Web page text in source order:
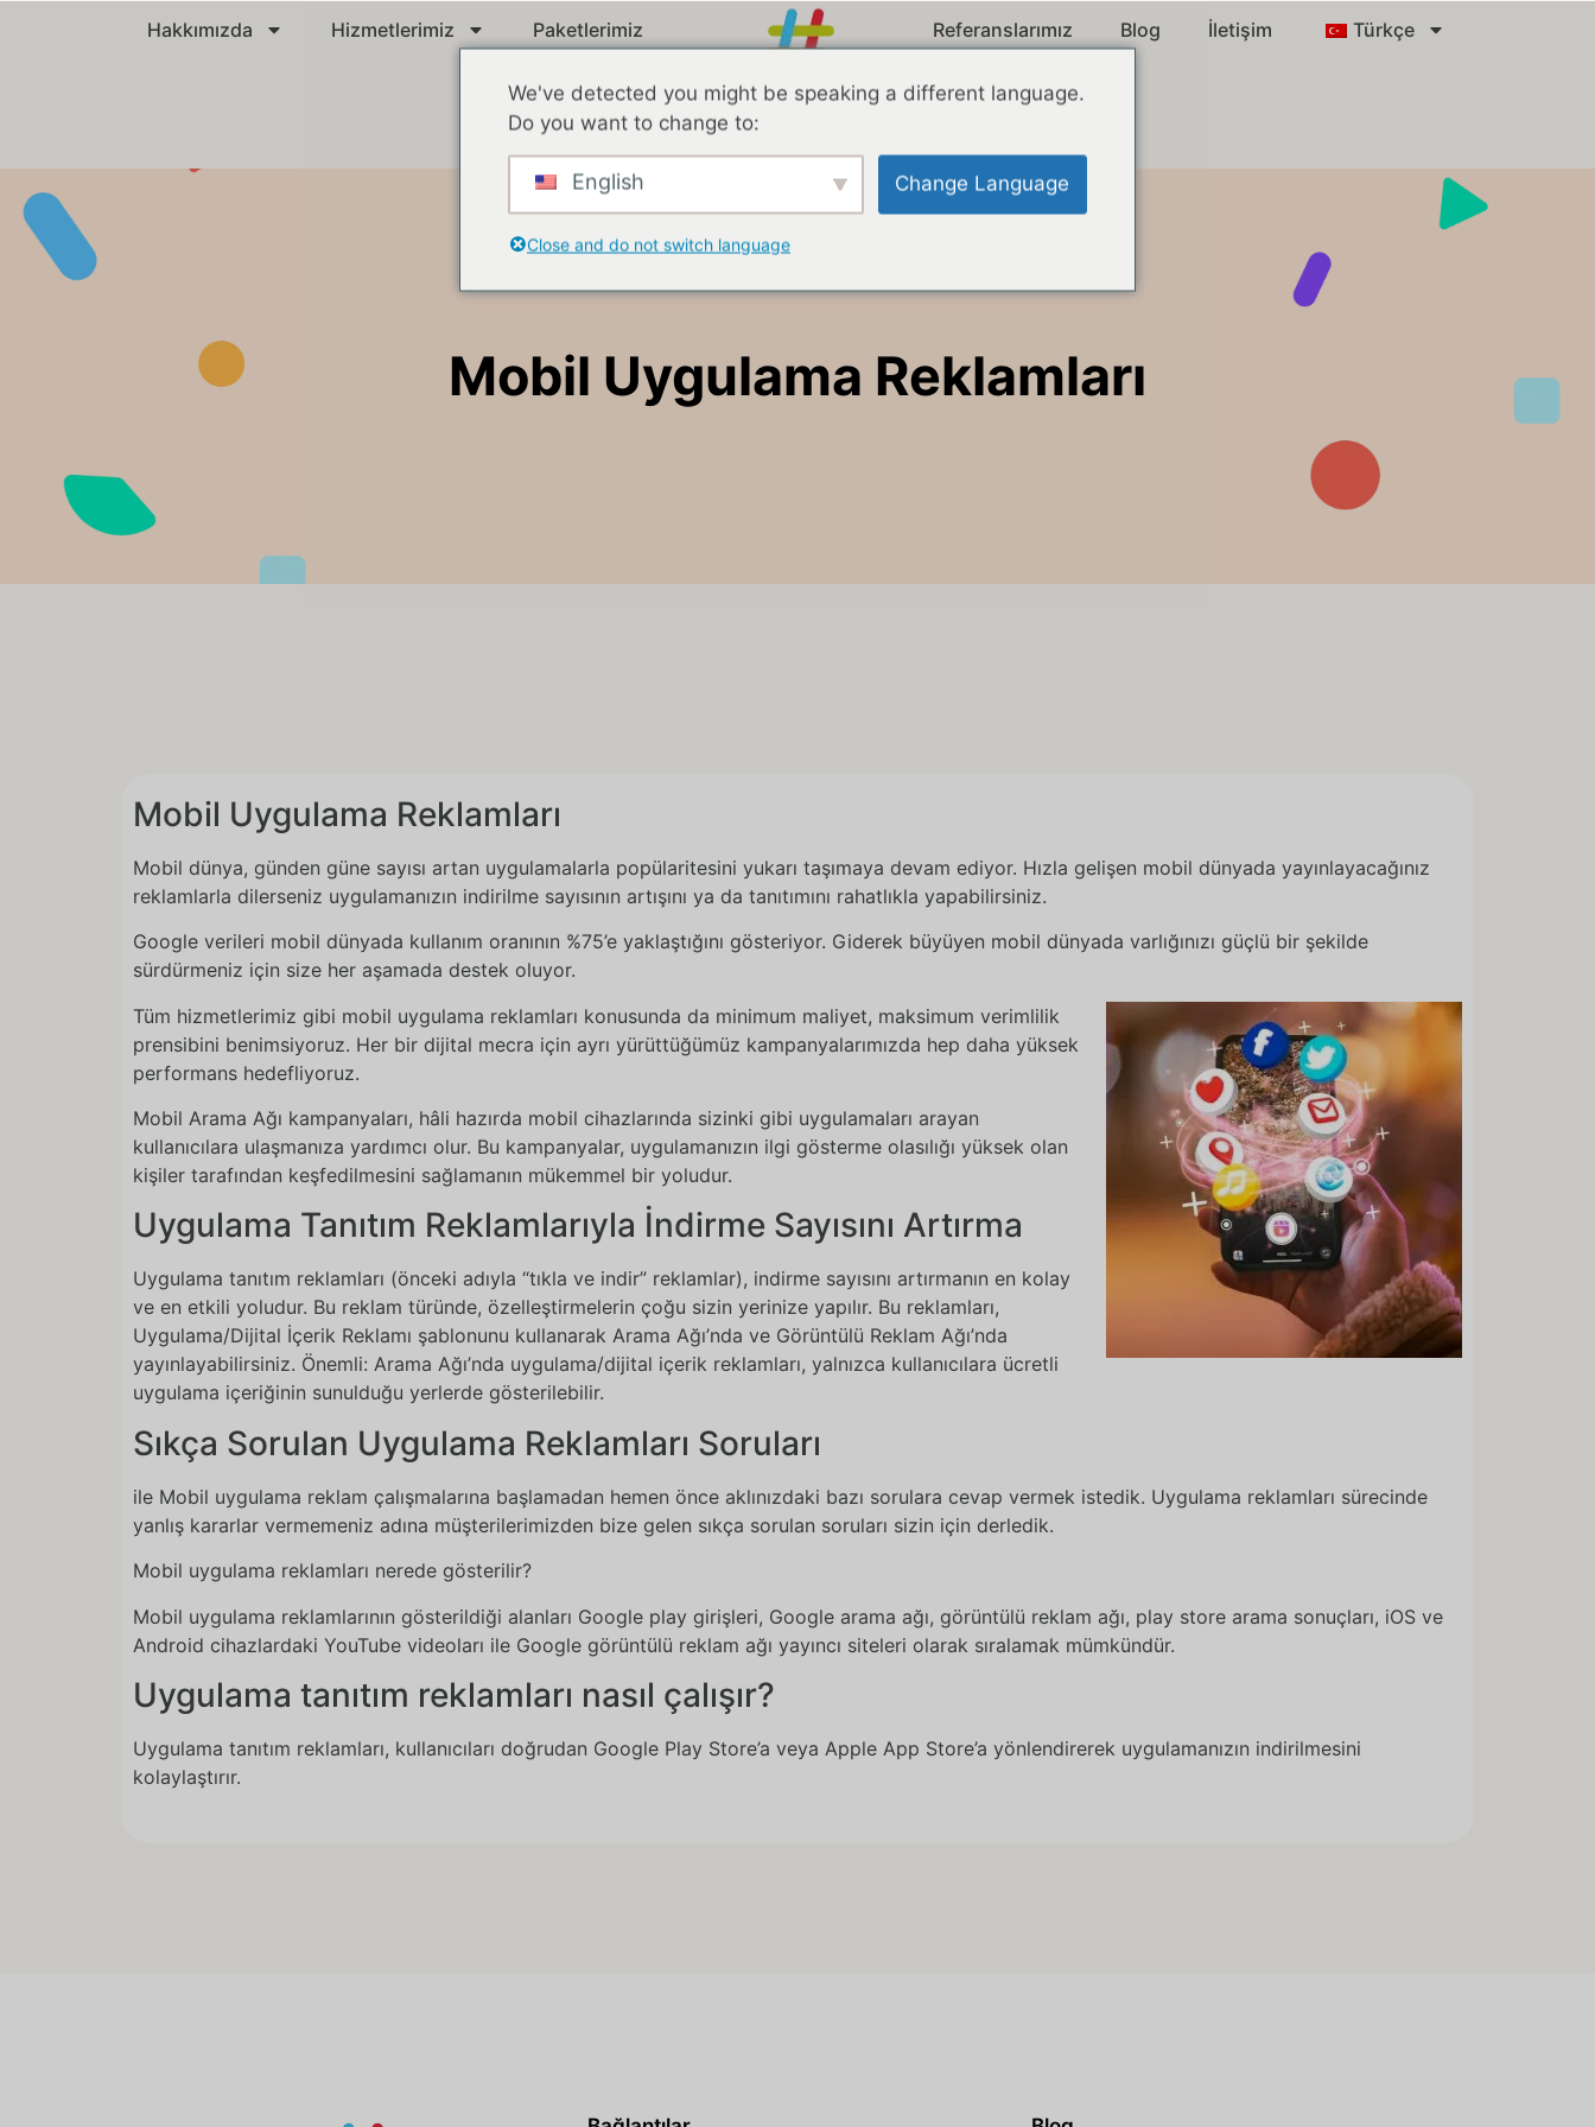
Hakkımızda Hizmetlerimiz Paketlerimiz Referanslarımız Blog İletişim Türkçe
Mobil Uygulama Reklamları
Mobil Uygulama Reklamları
Mobil dünya, günden güne sayısı artan uygulamalarla popülaritesini yukarı taşımaya devam ediyor. Hızla gelişen mobil dünyada yayınlayacağınız
reklamlarla dilerseniz uygulamanızın indirilme sayısının artışını ya da tanıtımını rahatlıkla yapabilirsiniz.
Google verileri mobil dünyada kullanım oranının %75’e yaklaştığını gösteriyor. Giderek büyüyen mobil dünyada varlığınızı güçlü bir şekilde
sürdürmeniz için size her aşamada destek oluyor.
Tüm hizmetlerimiz gibi mobil uygulama reklamları konusunda da minimum maliyet, maksimum verimlilik
prensibini benimsiyoruz. Her bir dijital mecra için ayrı yürüttüğümüz kampanyalarımızda hep daha yüksek
performans hedefliyoruz.
Mobil Arama Ağı kampanyaları, hâli hazırda mobil cihazlarında sizinki gibi uygulamaları arayan
kullanıcılara ulaşmanıza yardımcı olur. Bu kampanyalar, uygulamanızın ilgi gösterme olasılığı yüksek olan
kişiler tarafından keşfedilmesini sağlamanın mükemmel bir yoludur.
Uygulama Tanıtım Reklamlarıyla İndirme Sayısını Artırma
Uygulama tanıtım reklamları (önceki adıyla “tıkla ve indir” reklamlar), indirme sayısını artırmanın en kolay
ve en etkili yoludur. Bu reklam türünde, özelleştirmelerin çoğu sizin yerinize yapılır. Bu reklamları,
Uygulama/Dijital İçerik Reklamı şablonunu kullanarak Arama Ağı’nda ve Görüntülü Reklam Ağı’nda
yayınlayabilirsiniz. Önemli: Arama Ağı’nda uygulama/dijital içerik reklamları, yalnızca kullanıcılara ücretli
uygulama içeriğinin sunulduğu yerlerde gösterilebilir.
Sıkça Sorulan Uygulama Reklamları Soruları
ile Mobil uygulama reklam çalışmalarına başlamadan hemen önce aklınızdaki bazı sorulara cevap vermek istedik. Uygulama reklamları sürecinde
yanlış kararlar vermemeniz adına müşterilerimizden bize gelen sıkça sorulan soruları sizin için derledik.
Mobil uygulama reklamları nerede gösterilir?
Mobil uygulama reklamlarının gösterildiği alanları Google play girişleri, Google arama ağı, görüntülü reklam ağı, play store arama sonuçları, iOS ve
Android cihazlardaki YouTube videoları ile Google görüntülü reklam ağı yayıncı siteleri olarak sıralamak mümkündür.
Uygulama tanıtım reklamları nasıl çalışır?
Uygulama tanıtım reklamları, kullanıcıları doğrudan Google Play Store’a veya Apple App Store’a yönlendirerek uygulamanızın indirilmesini
kolaylaştırır.
We've detected you might be speaking a different language.
Do you want to change to:
English Change Language
Close and do not switch language